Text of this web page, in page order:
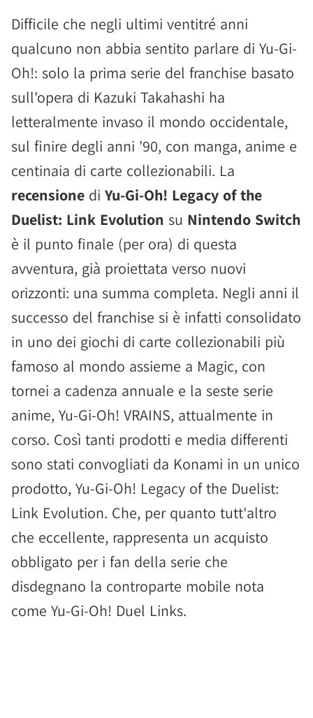
Difficile che negli ultimi ventitré anni
qualcuno non abbia sentito parlare di Yu-Gi-
Oh!: solo la prima serie del franchise basato
sull'opera di Kazuki Takahashi ha
letteralmente invaso il mondo occidentale,
sul finire degli anni '90, con manga, anime e
centinaia di carte collezionabili. La
recensione di Yu-Gi-Oh! Legacy of the
Duelist: Link Evolution su Nintendo Switch
è il punto finale (per ora) di questa
avventura, già proiettata verso nuovi
orizzonti: una summa completa. Negli anni il
successo del franchise si è infatti consolidato
in uno dei giochi di carte collezionabili più
famoso al mondo assieme a Magic, con
tornei a cadenza annuale e la seste serie
anime, Yu-Gi-Oh! VRAINS, attualmente in
corso. Così tanti prodotti e media differenti
sono stati convogliati da Konami in un unico
prodotto, Yu-Gi-Oh! Legacy of the Duelist:
Link Evolution. Che, per quanto tutt'altro
che eccellente, rappresenta un acquisto
obbligato per i fan della serie che
disdegnano la controparte mobile nota
come Yu-Gi-Oh! Duel Links.